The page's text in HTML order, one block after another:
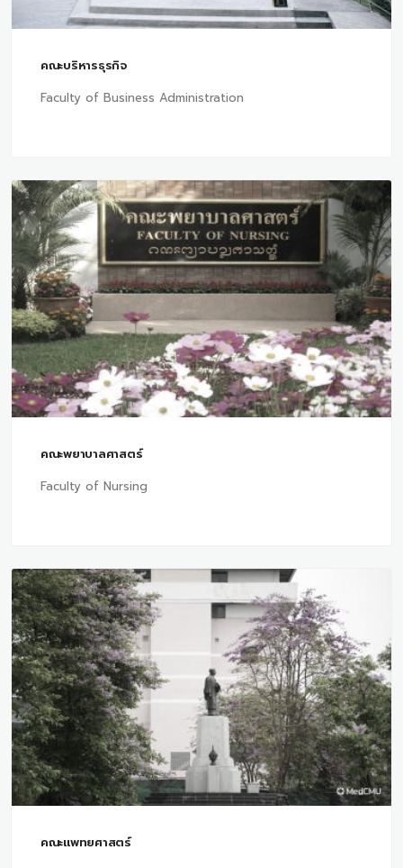
คณะบริหารธุรกิจ
Faculty of Business Administration
คณะพยาบาลศาสตร์
Faculty of Nursing
คณะแพทยศาสตร์